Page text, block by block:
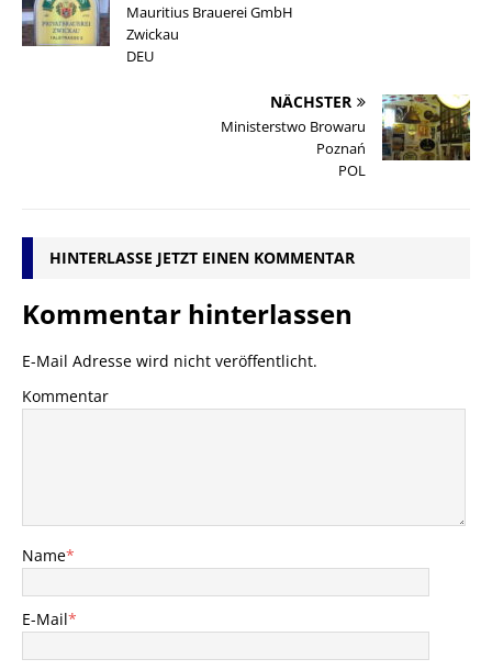
Mauritius Brauerei GmbH
Zwickau
DEU
NÄCHSTER
Ministerstwo Browaru
Poznań
POL
HINTERLASSE JETZT EINEN KOMMENTAR
Kommentar hinterlassen
E-Mail Adresse wird nicht veröffentlicht.
Kommentar
Name*
E-Mail*